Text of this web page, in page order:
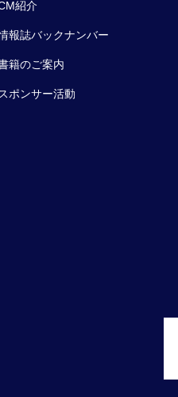
紹介
報誌バックナンバー
籍のご案内
スポンサー活動